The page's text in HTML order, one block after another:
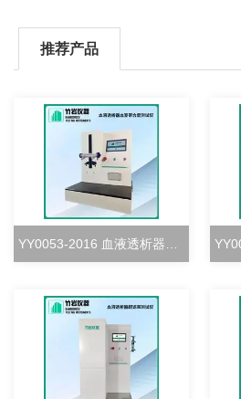
推荐产品
YY0053-2016 血液透析器血室密合度测试仪